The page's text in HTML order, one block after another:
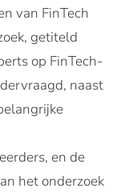
van FinTech
getiteld
op FinTech-
naast
en de
het onderzoek